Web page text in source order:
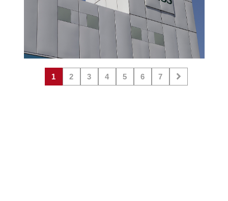
1 2 3 4 5 6 7